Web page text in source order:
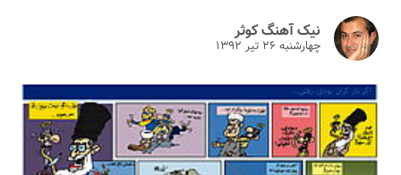
نیک آهنگ کوثر
چهارشنبه ۲۶ تير ۱۳۹۲